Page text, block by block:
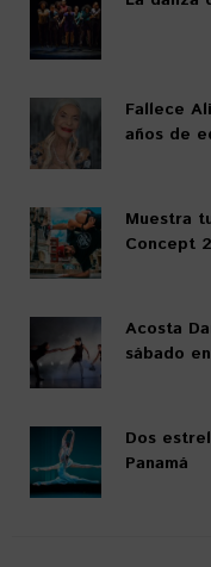
Fallece
años de
Muestra
Concept
Acosta
sábado
Dos
Panamá